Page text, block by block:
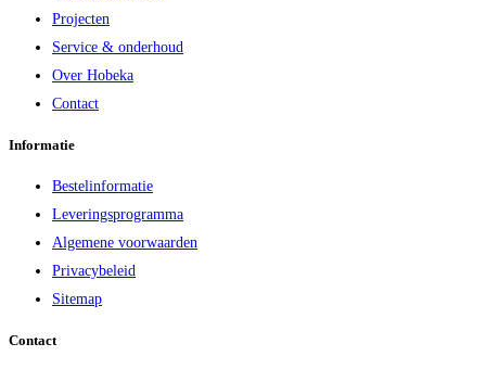
Projecten
Service & onderhoud
Over Hobeka
Contact
Informatie
Bestelinformatie
Leveringsprogramma
Algemene voorwaarden
Privacybeleid
Sitemap
Contact